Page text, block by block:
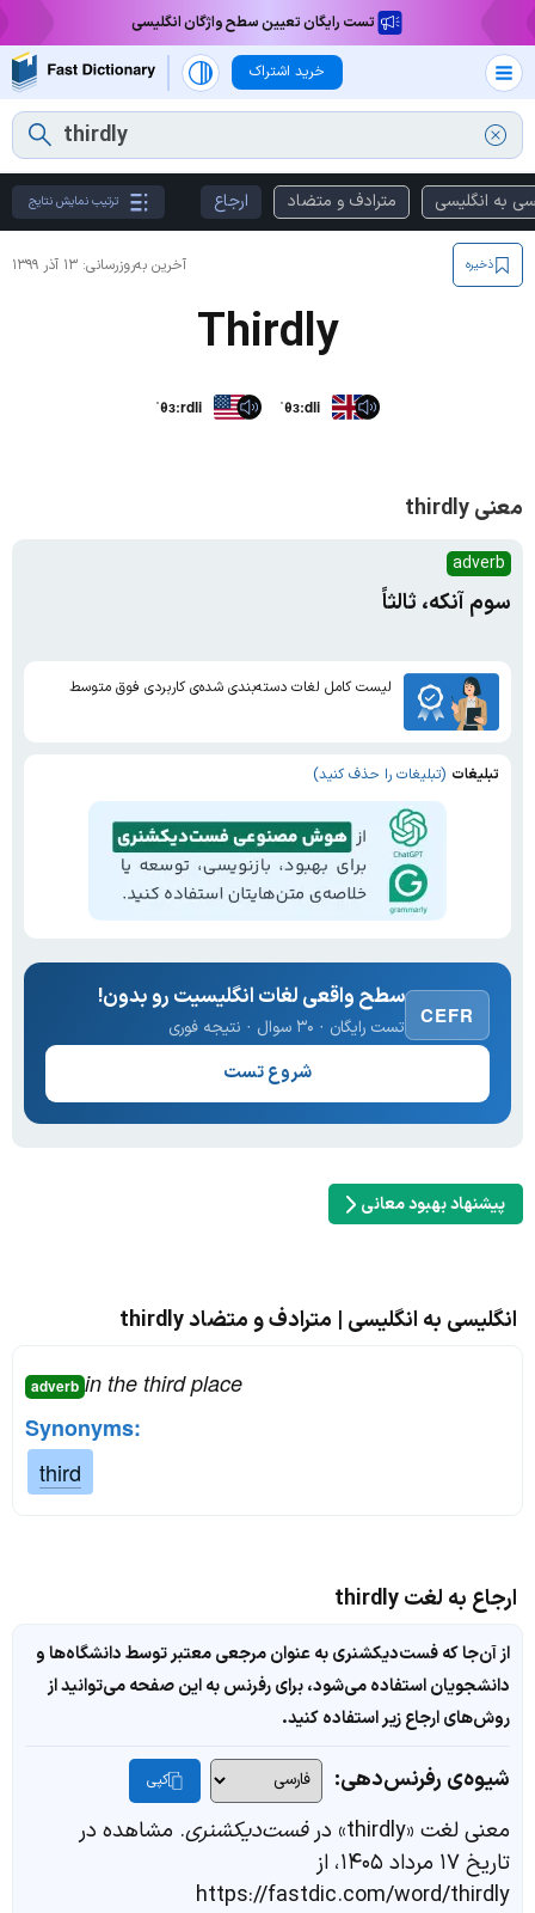
تست رایگان تعیین سطح واژگان انگلیسی
خرید اشتراک
به انگلیسی مترادف و متضاد ارجاع ترتیب نمایش نتایج
آخرین به‌روزرسانی: ۱۳ آذر ۱۳۹۹ ذخیره
Thirdly
ˈθɜːrdli ˈθɜːdli
معنی thirdly
adverb
سوم آنکه، ثالثاً
لیست کامل لغات دسته‌بندی شده‌ی کاربردی فوق متوسط
تبلیغات (تبلیغات را حذف کنید)
CEFR
سطح واقعی لغات انگلیسیت رو بدون!
تست رایگان · ۳۰ سوال · نتیجه فوری
شروع تست
پیشنهاد بهبود معانی
انگلیسی به انگلیسی | مترادف و متضاد thirdly
adverb in the third place
Synonyms:
third
ارجاع به لغت thirdly
از آن‌جا که فست‌دیکشنری به عنوان مرجعی معتبر توسط دانشگاه‌ها و
دانشجویان استفاده می‌شود، برای رفرنس به این صفحه می‌توانید از
روش‌های ارجاع زیر استفاده کنید.
شیوه‌ی رفرنس‌دهی: کپی
معنی لغت «thirdly» در فست‌دیکشنری. مشاهده در
تاریخ ۱۷ مرداد ۱۴۰۵، از
https://fastdic.com/word/thirdly